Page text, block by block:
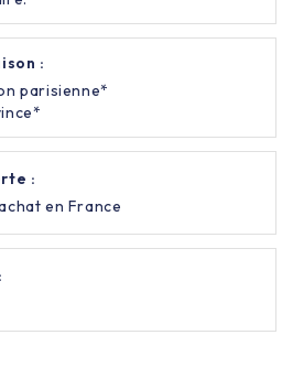
:
parisienne*
:
en France